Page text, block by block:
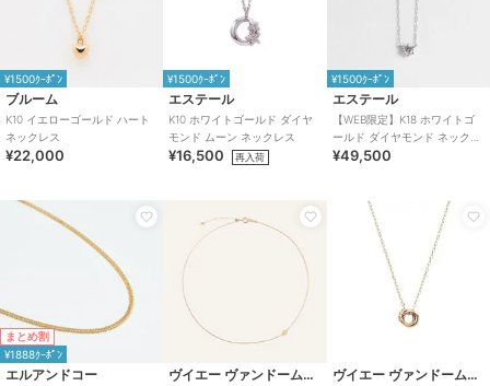
¥1500ｸｰﾎﾟﾝ
ブルーム
K10 イエローゴールド ハート
ネックレス
¥22,000
¥1500ｸｰﾎﾟﾝ
エステール
K10 ホワイトゴールド ダイヤ
モンド ムーン ネックレス
¥16,500 再入荷
¥1500ｸｰﾎﾟﾝ
エステール
【WEB限定】K18 ホワイトゴ
ールド ダイヤモンド ネックレ
ス（0.15ct）
¥49,500
まとめ割
¥1888ｸｰﾎﾟﾝ
エルアンドコー ヴイエー ヴァンドーム青山 ヴイエー ヴァンドーム青山